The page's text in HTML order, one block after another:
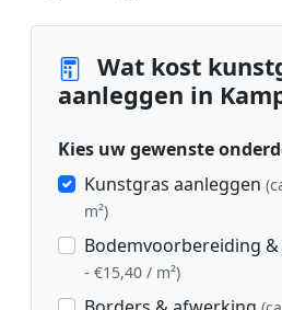
Wat kost
aanleggen in
Kies uw gewenste
Kunstgras aanleggen
m²)
Bodemvoorbereiding
- €15,40 / m²)